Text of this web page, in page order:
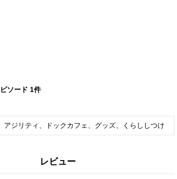
ソード 1件
アジリティ、ドックカフェ、グッズ、くらししつけ
レビュー